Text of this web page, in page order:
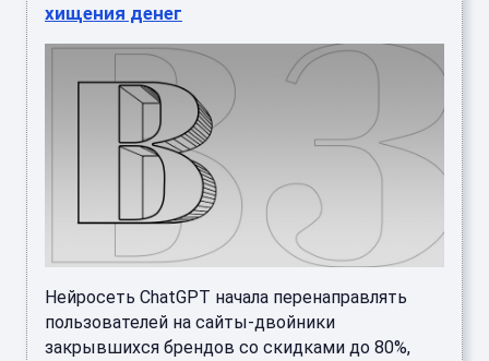
хищения денег
Нейросеть ChatGPT начала перенаправлять
пользователей на сайты-двойники
закрывшихся брендов со скидками до 80%,